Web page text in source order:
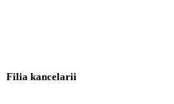
Filia kancelarii